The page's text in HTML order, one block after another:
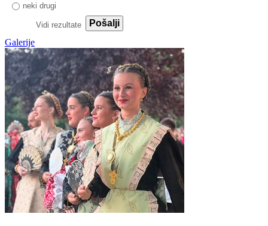
neki drugi
Vidi rezultate
Pošalji
Galerije